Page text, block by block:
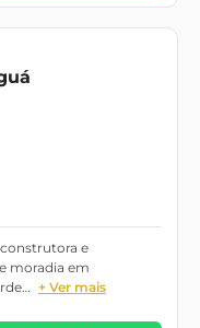
e
moradia em
+ Ver mais